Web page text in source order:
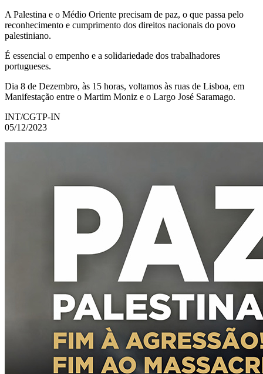
A Palestina e o Médio Oriente precisam de paz, o que passa pelo
reconhecimento e cumprimento dos direitos nacionais do povo
palestiniano.
É essencial o empenho e a solidariedade dos trabalhadores
portugueses.
Dia 8 de Dezembro, às 15 horas, voltamos às ruas de Lisboa, em
Manifestação entre o Martim Moniz e o Largo José Saramago.
INT/CGTP-IN
05/12/2023